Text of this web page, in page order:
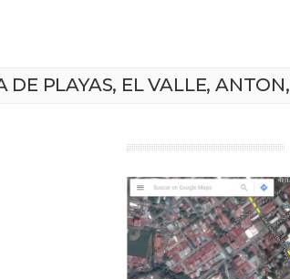
PLAYAS, EL VALLE, ANTON,